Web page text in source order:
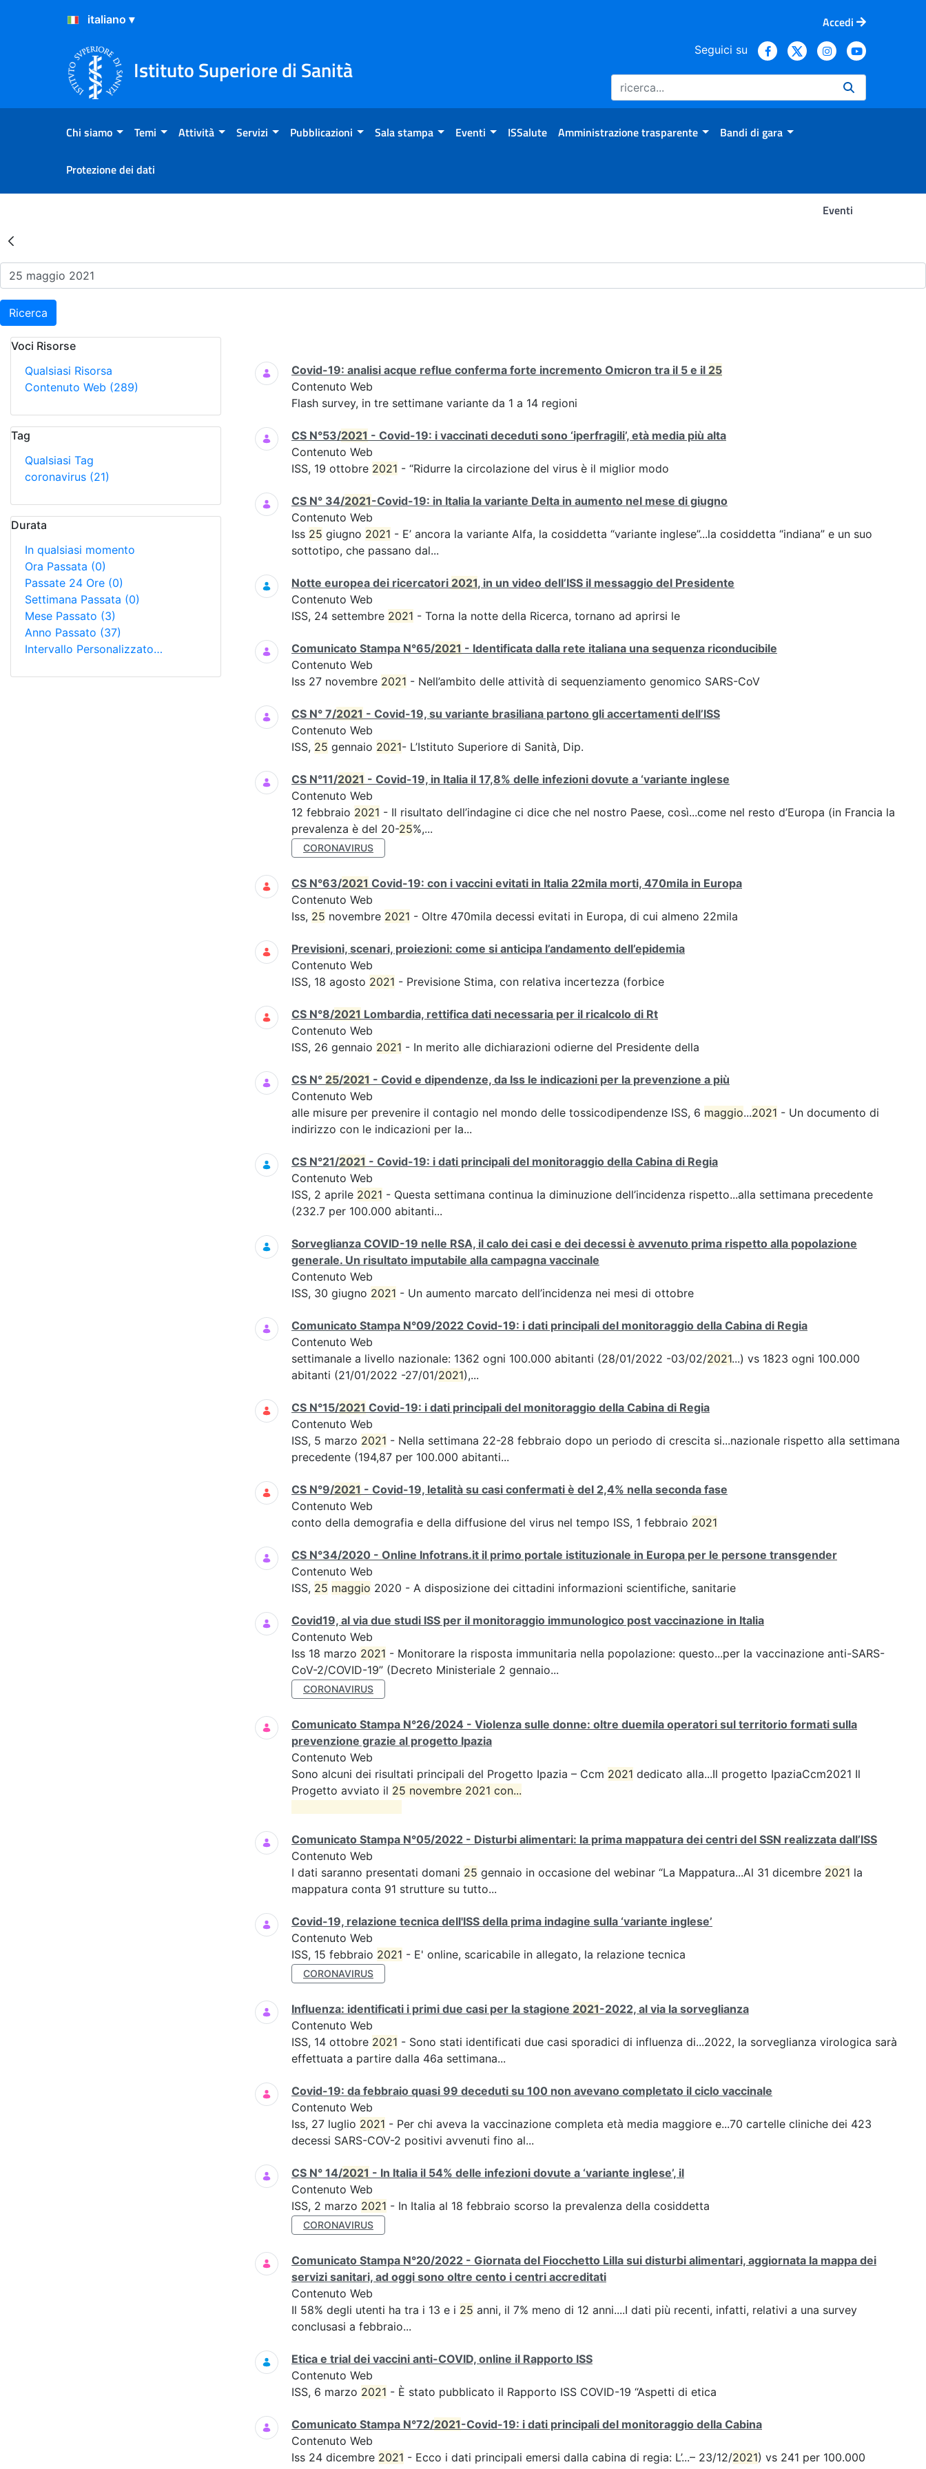
Salta al Contenuto
Salta al Footer
Accedi
Istituto Superiore di Sanità
Seguici su
Chi siamo Temi Attività Servizi Pubblicazioni Sala stampa Eventi ISSalute Amministrazione trasparente Bandi di gara
Protezione dei dati
Eventi
Risultati della Ricerca - Eventi
Ricerca
Voci Risorse
Qualsiasi Risorsa
Contenuto Web (289)
Tag
Qualsiasi Tag
coronavirus (21)
Durata
In qualsiasi momento
Ora Passata (0)
Passate 24 Ore (0)
Settimana Passata (0)
Mese Passato (3)
Anno Passato (37)
Intervallo Personalizzato…
Ricerca
Covid-19: analisi acque reflue conferma forte incremento Omicron tra il 5 e il 25
Contenuto Web
Flash survey, in tre settimane variante da 1 a 14 regioni
CS N°53/2021 - Covid-19: i vaccinati deceduti sono ‘iperfragili’, età media più alta
Contenuto Web
ISS, 19 ottobre 2021 - “Ridurre la circolazione del virus è il miglior modo
CS N° 34/2021-Covid-19: in Italia la variante Delta in aumento nel mese di giugno
Contenuto Web
Iss 25 giugno 2021 - E’ ancora la variante Alfa, la cosiddetta “variante inglese”...la cosiddetta “indiana” e un suo
sottotipo, che passano dal...
Notte europea dei ricercatori 2021, in un video dell’ISS il messaggio del Presidente
Contenuto Web
ISS, 24 settembre 2021 - Torna la notte della Ricerca, tornano ad aprirsi le
Comunicato Stampa N°65/2021 - Identificata dalla rete italiana una sequenza riconducibile
Contenuto Web
Iss 27 novembre 2021 - Nell’ambito delle attività di sequenziamento genomico SARS-CoV
CS N° 7/2021 - Covid-19, su variante brasiliana partono gli accertamenti dell’ISS
Contenuto Web
ISS, 25 gennaio 2021- L’Istituto Superiore di Sanità, Dip.
CS N°11/2021 - Covid-19, in Italia il 17,8% delle infezioni dovute a ‘variante inglese
Contenuto Web
12 febbraio 2021 - Il risultato dell’indagine ci dice che nel nostro Paese, così...come nel resto d’Europa (in Francia la
prevalenza è del 20-25%,...
CORONAVIRUS
CS N°63/2021 Covid-19: con i vaccini evitati in Italia 22mila morti, 470mila in Europa
Contenuto Web
Iss, 25 novembre 2021 - Oltre 470mila decessi evitati in Europa, di cui almeno 22mila
Previsioni, scenari, proiezioni: come si anticipa l’andamento dell’epidemia
Contenuto Web
ISS, 18 agosto 2021 - Previsione Stima, con relativa incertezza (forbice
CS N°8/2021 Lombardia, rettifica dati necessaria per il ricalcolo di Rt
Contenuto Web
ISS, 26 gennaio 2021 - In merito alle dichiarazioni odierne del Presidente della
CS N° 25/2021 - Covid e dipendenze, da Iss le indicazioni per la prevenzione a più
Contenuto Web
alle misure per prevenire il contagio nel mondo delle tossicodipendenze ISS, 6 maggio...2021 - Un documento di
indirizzo con le indicazioni per la...
CS N°21/2021 - Covid-19: i dati principali del monitoraggio della Cabina di Regia
Contenuto Web
ISS, 2 aprile 2021 - Questa settimana continua la diminuzione dell’incidenza rispetto...alla settimana precedente
(232.7 per 100.000 abitanti...
Sorveglianza COVID-19 nelle RSA, il calo dei casi e dei decessi è avvenuto prima rispetto alla popolazione
generale. Un risultato imputabile alla campagna vaccinale
Contenuto Web
ISS, 30 giugno 2021 - Un aumento marcato dell’incidenza nei mesi di ottobre
Comunicato Stampa N°09/2022 Covid-19: i dati principali del monitoraggio della Cabina di Regia
Contenuto Web
settimanale a livello nazionale: 1362 ogni 100.000 abitanti (28/01/2022 -03/02/2021...) vs 1823 ogni 100.000
abitanti (21/01/2022 -27/01/2021),...
CS N°15/2021 Covid-19: i dati principali del monitoraggio della Cabina di Regia
Contenuto Web
ISS, 5 marzo 2021 - Nella settimana 22-28 febbraio dopo un periodo di crescita si...nazionale rispetto alla settimana
precedente (194,87 per 100.000 abitanti...
CS N°9/2021 - Covid-19, letalità su casi confermati è del 2,4% nella seconda fase
Contenuto Web
conto della demografia e della diffusione del virus nel tempo ISS, 1 febbraio 2021
CS N°34/2020 - Online Infotrans.it il primo portale istituzionale in Europa per le persone transgender
Contenuto Web
ISS, 25 maggio 2020 - A disposizione dei cittadini informazioni scientifiche, sanitarie
Covid19, al via due studi ISS per il monitoraggio immunologico post vaccinazione in Italia
Contenuto Web
Iss 18 marzo 2021 - Monitorare la risposta immunitaria nella popolazione: questo...per la vaccinazione anti-SARS-
CoV-2/COVID-19” (Decreto Ministeriale 2 gennaio...
CORONAVIRUS
Comunicato Stampa N°26/2024 - Violenza sulle donne: oltre duemila operatori sul territorio formati sulla
prevenzione grazie al progetto Ipazia
Contenuto Web
Sono alcuni dei risultati principali del Progetto Ipazia – Ccm 2021 dedicato alla...Il progetto IpaziaCcm2021 Il
Progetto avviato il 25 novembre 2021 con...
Comunicato Stampa N°05/2022 - Disturbi alimentari: la prima mappatura dei centri del SSN realizzata dall’ISS
Contenuto Web
I dati saranno presentati domani 25 gennaio in occasione del webinar “La Mappatura...Al 31 dicembre 2021 la
mappatura conta 91 strutture su tutto...
Covid-19, relazione tecnica dell'ISS della prima indagine sulla ‘variante inglese’
Contenuto Web
ISS, 15 febbraio 2021 - E' online, scaricabile in allegato, la relazione tecnica
CORONAVIRUS
Influenza: identificati i primi due casi per la stagione 2021-2022, al via la sorveglianza
Contenuto Web
ISS, 14 ottobre 2021 - Sono stati identificati due casi sporadici di influenza di...2022, la sorveglianza virologica sarà
effettuata a partire dalla 46a settimana...
Covid-19: da febbraio quasi 99 deceduti su 100 non avevano completato il ciclo vaccinale
Contenuto Web
Iss, 27 luglio 2021 - Per chi aveva la vaccinazione completa età media maggiore e...70 cartelle cliniche dei 423
decessi SARS-COV-2 positivi avvenuti fino al...
CS N° 14/2021 - In Italia il 54% delle infezioni dovute a ‘variante inglese’, il
Contenuto Web
ISS, 2 marzo 2021 - In Italia al 18 febbraio scorso la prevalenza della cosiddetta
CORONAVIRUS
Comunicato Stampa N°20/2022 - Giornata del Fiocchetto Lilla sui disturbi alimentari, aggiornata la mappa dei
servizi sanitari, ad oggi sono oltre cento i centri accreditati
Contenuto Web
Il 58% degli utenti ha tra i 13 e i 25 anni, il 7% meno di 12 anni....I dati più recenti, infatti, relativi a una survey
conclusasi a febbraio...
Etica e trial dei vaccini anti-COVID, online il Rapporto ISS
Contenuto Web
ISS, 6 marzo 2021 - È stato pubblicato il Rapporto ISS COVID-19 “Aspetti di etica
Comunicato Stampa N°72/2021-Covid-19: i dati principali del monitoraggio della Cabina
Contenuto Web
Iss 24 dicembre 2021 - Ecco i dati principali emersi dalla cabina di regia: L’...– 23/12/2021) vs 241 per 100.000